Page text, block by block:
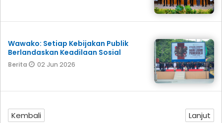
Wawako: Setiap Kebijakan Publik
Berlandaskan Keadilaan Sosial
Berita 02 Jun 2026
Kembali Lanjut